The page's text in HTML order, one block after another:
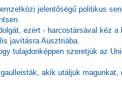
jelentőségű politikus
ezért - harcostársával kéz
javításra Ausztriába.
tulajdonképpen szeretjük az
akik utáljuk magunkat,